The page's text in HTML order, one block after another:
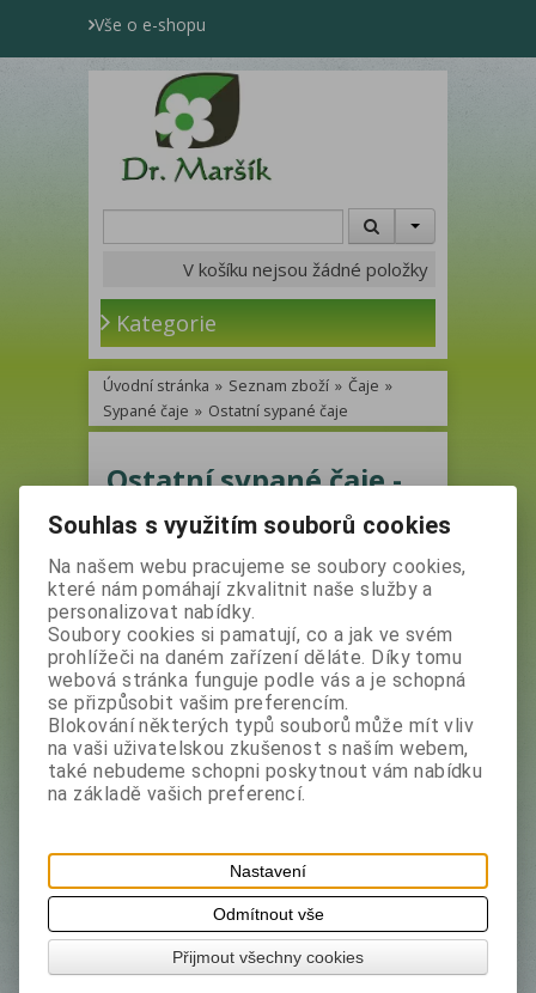
Vše o e-shopu
V košíku nejsou žádné položky
Kategorie
Úvodní stránka » Seznam zboží » Čaje »
Sypané čaje » Ostatní sypané čaje
Ostatní sypané čaje -
Katalog
Výrobce Filtr
Jaf Tea
Hledat
1
Řadit podle: (Data vytvoření)
JAFTEA Box Seasons Greeting's
Souhlas s využitím souborů cookies
Na našem webu pracujeme se soubory cookies,
které nám pomáhají zkvalitnit naše služby a
personalizovat nabídky.
Soubory cookies si pamatují, co a jak ve svém
prohlížeči na daném zařízení děláte. Díky tomu
webová stránka funguje podle vás a je schopná
se přizpůsobit vašim preferencím.
Blokování některých typů souborů může mít vliv
na vaši uživatelskou zkušenost s naším webem,
také nebudeme schopni poskytnout vám nabídku
na základě vašich preferencí.
Nastavení
Odmítnout vše
Přijmout všechny cookies